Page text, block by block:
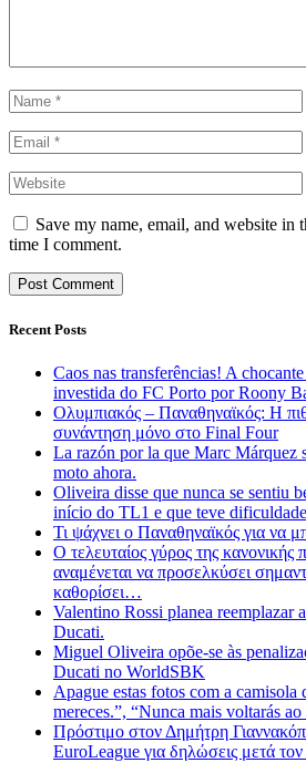
Save my name, email, and website in
time I comment.
Recent Posts
Caos nas transferências! A
investida do FC Porto por Roony
Ολυμπιακός – Παναθηναϊκός: Η
συνάντηση μόνο στο Final Four
La razón por la que Marc Márquez
moto ahora.
Oliveira disse que nunca se sentiu
início do TL1 e que teve
Τι ψάχνει ο Παναθηναϊκός για να
Ο τελευταίος γύρος της κανονικής
αναμένεται να προσελκύσει
καθορίσει…
Valentino Rossi planea reemplazar
Ducati.
Miguel Oliveira opõe-se às
Ducati no WorldSBK
Apague estas fotos com a camisola
mereces.”, “Nunca mais voltarás
Πρόστιμο στον Δημήτρη
EuroLeague για δηλώσεις μετά